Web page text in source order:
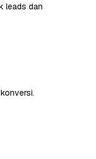
leads dan